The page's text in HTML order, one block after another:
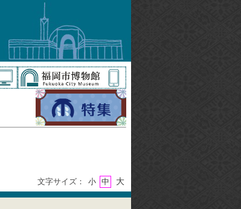
文字サイズ： 小 中 大